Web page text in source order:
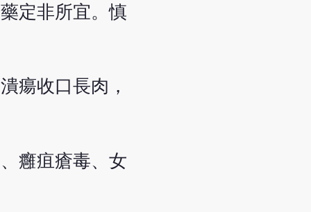
定非所宜。慎
瘍收口長肉，
癰疽瘡毒、女